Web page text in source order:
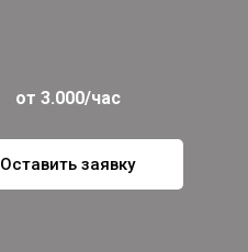
от 3.000/час
Оставить заявку